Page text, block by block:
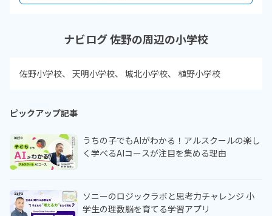
ナビログ 佐野の周辺の小学校
佐野小学校 天明小学校 城北小学校 植野小学校
ピックアップ記事
うちの子でもAIがわかる！アルスクールの楽し
く学べるAIコースが注目を集める理由
ソニーのロジックラボと思考力チャレンジ 小
学生の理数脳を育てる学習アプリ